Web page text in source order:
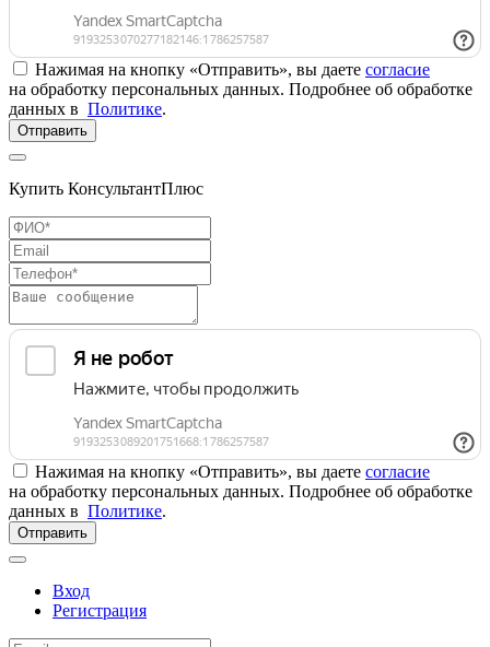
Нажимая на кнопку «Отправить», вы даете согласие
на обработку персональных данных. Подробнее об обработке
данных в Политике.
Отправить
Купить КонсультантПлюс
Нажимая на кнопку «Отправить», вы даете согласие
на обработку персональных данных. Подробнее об обработке
данных в Политике.
Отправить
Вход
Регистрация